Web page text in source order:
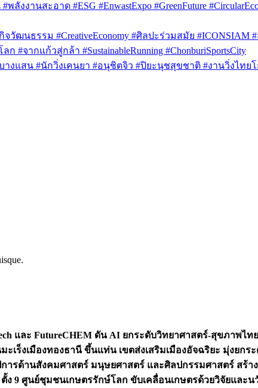
งงานสะอาด #ESG #EnwastExpo #GreenFuture
กิจวัฒนธรรม #CreativeEconomy #ศิลปะร่วมสมัย #ICONSIAM
#จากแก้วสู่กล้า #SustainableRunning #ChonburiSportsCity
#บางแสน #นักวิ่งเคนยา #อนุชิตจิว #ปิยะนุชสุขชาติ #งานวิ่งไทย
และ FutureCHEM ดัน AI ยกระดับวิทยาศาสตร์-สุขภาพไ
ะเร็งเมืองทองธานี ขึ้นแท่น เขตส่งเสริมเมืองอัจฉริยะ มุ่งยก
ารด้านสังคมศาสตร์ มนุษยศาสตร์ และศิลปกรรมศาสตร์ สร้
9 ศูนย์ชุมชนเกษตรรักษ์โลก ขับเคลื่อนเกษตรด้วยวิจัยและน